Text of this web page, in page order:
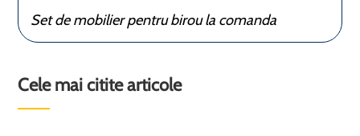
Set de mobilier pentru birou la comanda
Cele mai citite articole